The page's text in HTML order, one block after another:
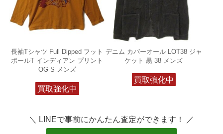
長袖Tシャツ Full Dipped フット
ボールT インディアン プリント
OG S メンズ
買取強化中
デニム カバーオール LOT38 ジャ
ケット 黒 38 メンズ
買取強化中
＼ LINEで事前にかんたん査定ができます！ ／